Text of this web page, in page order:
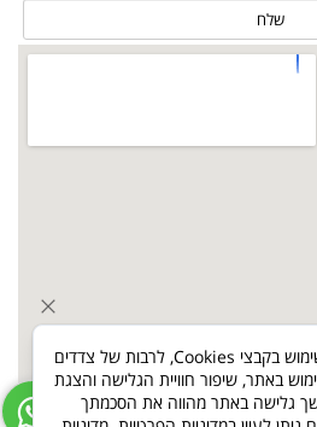
לידיעתך, באתרנו נעשה שימוש בקבצי Cookies, לרבות של צדדים
באתר, שיפור חוויית הגלישה והצגת
גלישה באתר מהווה את הסכמתך